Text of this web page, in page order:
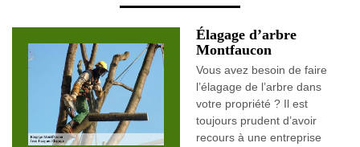
Élagage d’arbre
Montfaucon
Vous avez besoin de faire
l’élagage de l’arbre dans
votre propriété ? Il est
toujours prudent d’avoir
recours à une entreprise